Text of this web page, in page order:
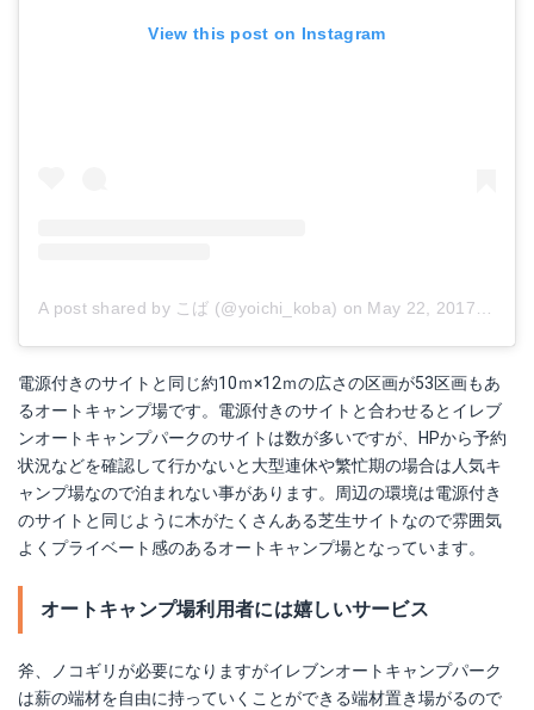
View this post on Instagram
A post shared by こば (@yoichi_koba) on May 22, 2017 at 11:26pm PDT
電源付きのサイトと同じ約10ｍ×12ｍの広さの区画が53区画もあ
るオートキャンプ場です。電源付きのサイトと合わせるとイレブ
ンオートキャンプパークのサイトは数が多いですが、HPから予約
状況などを確認して行かないと大型連休や繁忙期の場合は人気キ
ャンプ場なので泊まれない事があります。周辺の環境は電源付き
のサイトと同じように木がたくさんある芝生サイトなので雰囲気
よくプライベート感のあるオートキャンプ場となっています。
オートキャンプ場利用者には嬉しいサービス
斧、ノコギリが必要になりますがイレブンオートキャンプパーク
は薪の端材を自由に持っていくことができる端材置き場がるので